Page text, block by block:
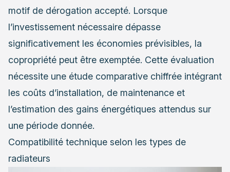
motif de dérogation accepté. Lorsque
l’investissement nécessaire dépasse
significativement les économies prévisibles, la
copropriété peut être exemptée. Cette évaluation
nécessite une étude comparative chiffrée intégrant
les coûts d’installation, de maintenance et
l’estimation des gains énergétiques attendus sur
une période donnée.
Compatibilité technique selon les types de
radiateurs